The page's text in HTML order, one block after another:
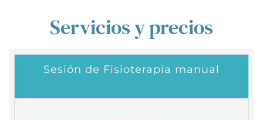
Servicios y precios
Sesión de Fisioterapia manual